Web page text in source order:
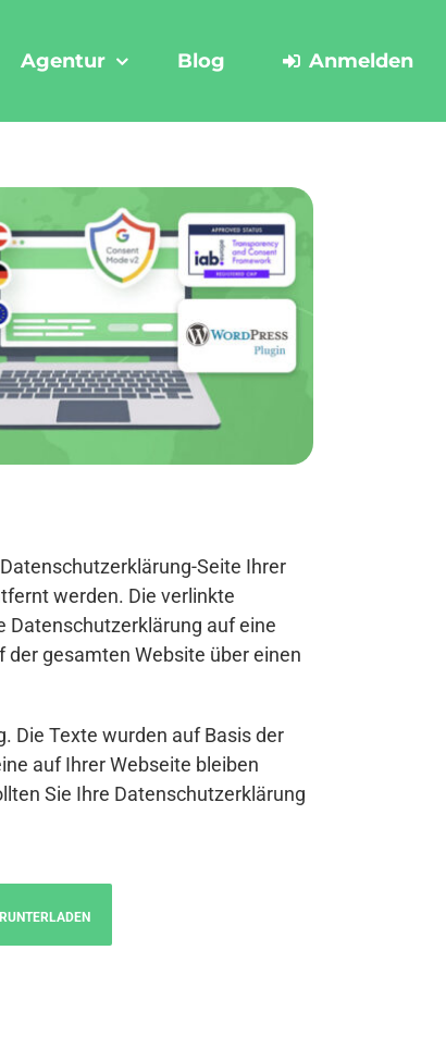
Agentur Blog Anmelden
Seite Ihrer
werden. Die verlinkte
Datenschutzerklärung auf eine
gesamten Website über einen
Die Texte wurden auf Basis der
auf Ihrer Webseite bleiben
Sie Ihre Datenschutzerklärung